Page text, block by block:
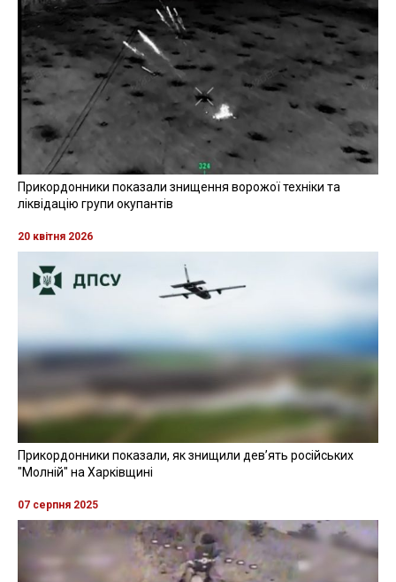
Прикордонники показали знищення ворожої техніки та
ліквідацію групи окупантів
20 квітня 2026
Прикордонники показали, як знищили девʼять російських
"Молній" на Харківщині
07 серпня 2025